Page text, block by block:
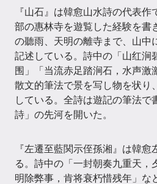
『山石』は韓愈山水詩の代表
部の惠林寺を遊覧した経験を書
の聽雨、天明の離寺まで、山中
記述している。詩中の「山红涧
围」「当流赤足踏涧石，水声激
散文的筆法で景を写し物を状り
している。全詩は遊記の筆法で
詩」の先河を開いた。
『左遷至藍関示侄孫湘』は韓
る。詩中の「一封朝奏九重天，
明除弊事，肯将衰朽惜残年」な